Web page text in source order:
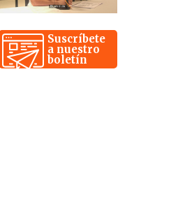
Suscríbete
a nuestro
boletín